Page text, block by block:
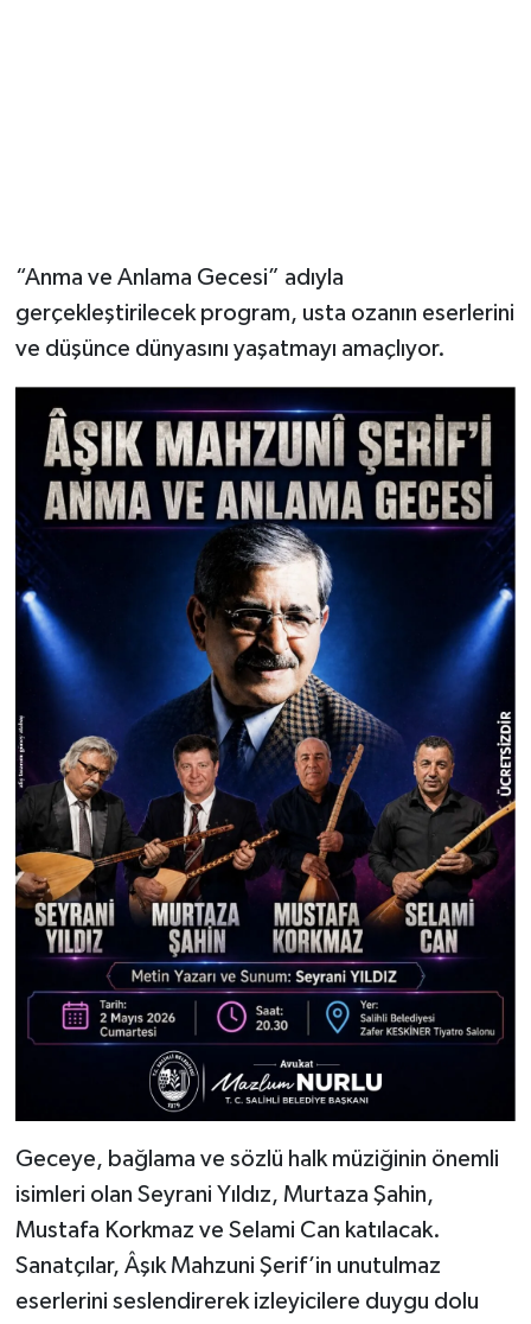
“Anma ve Anlama Gecesi” adıyla
gerçekleştirilecek program, usta ozanın eserlerini
ve düşünce dünyasını yaşatmayı amaçlıyor.
Geceye, bağlama ve sözlü halk müziğinin önemli
isimleri olan Seyrani Yıldız, Murtaza Şahin,
Mustafa Korkmaz ve Selami Can katılacak.
Sanatçılar, Âşık Mahzuni Şerif’in unutulmaz
eserlerini seslendirerek izleyicilere duygu dolu